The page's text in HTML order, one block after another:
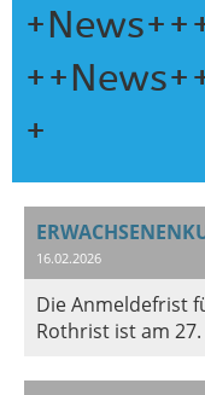
+
16.02.2026
Die Anmeldefrist
Rothrist ist am